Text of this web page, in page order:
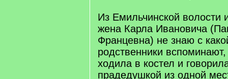
Из Емильчинской волости
жена Карла Ивановича
Францевна) не знаю с
родственники
ходила в костел и
прадедушкой из одной